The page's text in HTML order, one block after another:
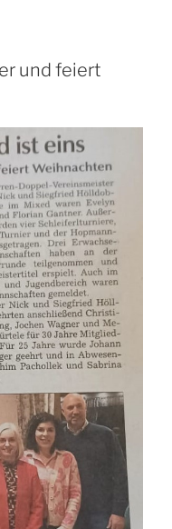
und feiert